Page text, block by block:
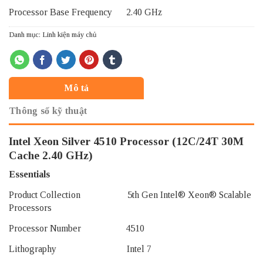
Processor Base Frequency 2.40 GHz
Danh mục: Linh kiện máy chủ
Mô tả
Thông số kỹ thuật
Intel Xeon Silver 4510 Processor (12C/24T 30M
Cache 2.40 GHz)
Essentials
Product Collection 5th Gen Intel® Xeon® Scalable
Processors
Processor Number 4510
Lithography Intel 7